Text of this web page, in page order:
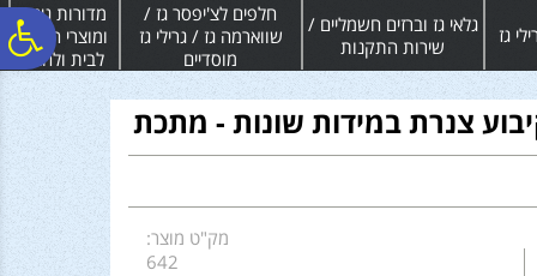
גז
גלאי גז וברזים חשמליים /
שירות התקנות
חלפים לצ'יפסר גז /
שווארמה גז / גרילי גז
מוסדיים
מדורות גינה
ומוצרי חימום
לבית ולחצר
צנרת במידות שונות - מתכת
מק"ט מוצר:
642